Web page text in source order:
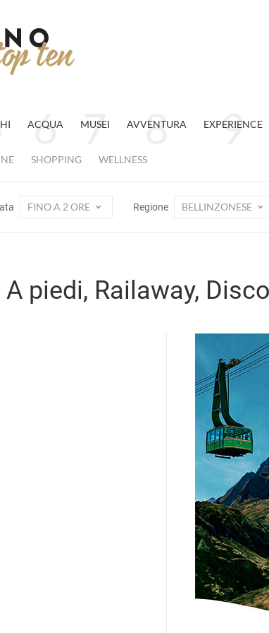
ACQUA MUSEI AVVENTURA EXPERIENCE
SHOPPING WELLNESS
FINO A 2 ORE Regione BELLINZONESE
piedi, Railaway,